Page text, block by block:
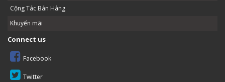
Cộng Tác Bán Hàng
Khuyến mãi
Connect us
Facebook
Twitter